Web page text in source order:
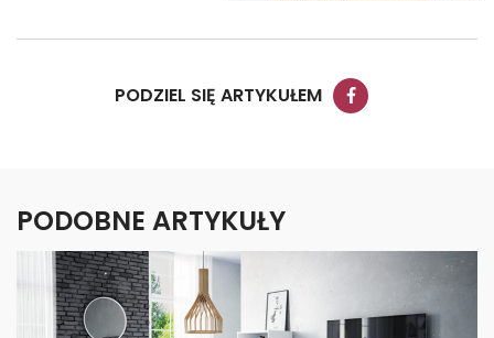
PODZIEL SIĘ ARTYKUŁEM
PODOBNE ARTYKUŁY